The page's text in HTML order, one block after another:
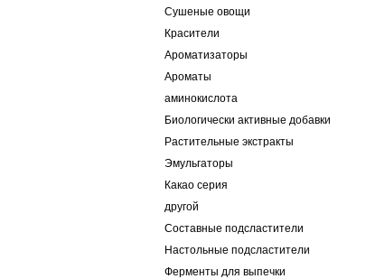
Сушеные овощи
Красители
Ароматизаторы
Ароматы
аминокислота
Биологически активные добавки
Растительные экстракты
Эмульгаторы
Какао серия
другой
Составные подсластители
Настольные подсластители
Ферменты для выпечки